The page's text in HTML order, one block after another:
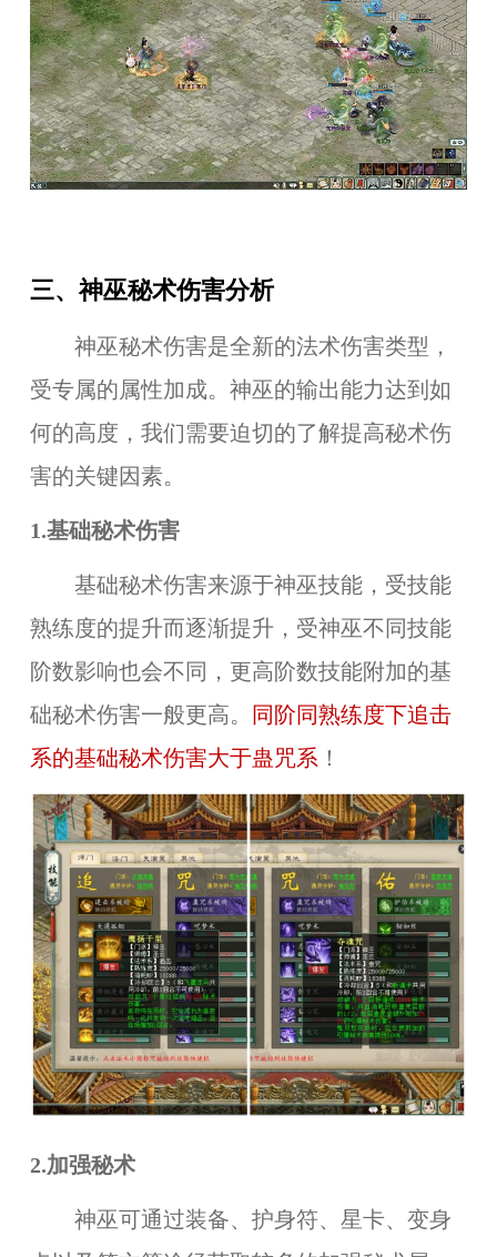
三、神巫秘术伤害分析
神巫秘术伤害是全新的法术伤害类型，
受专属的属性加成。神巫的输出能力达到如
何的高度，我们需要迫切的了解提高秘术伤
害的关键因素。
1.基础秘术伤害
基础秘术伤害来源于神巫技能，受技能
熟练度的提升而逐渐提升，受神巫不同技能
阶数影响也会不同，更高阶数技能附加的基
础秘术伤害一般更高。
同阶同熟练度下追击
系的基础秘术伤害大于蛊咒系 ！
2.加强秘术
神巫可通过装备、护身符、星卡、变身